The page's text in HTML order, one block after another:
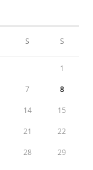
S S
1
7 8
14 15
21 22
28 29